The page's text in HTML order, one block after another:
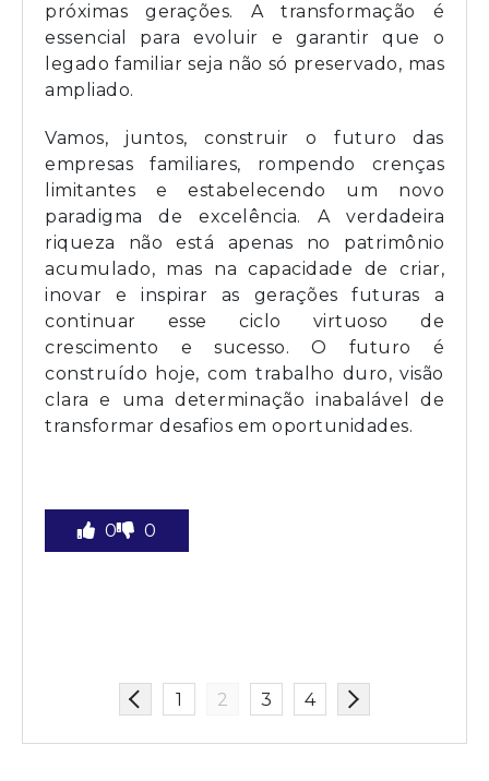
próximas gerações. A transformação é
essencial para evoluir e garantir que o
legado familiar seja não só preservado, mas
ampliado.
Vamos, juntos, construir o futuro das
empresas familiares, rompendo crenças
limitantes e estabelecendo um novo
paradigma de excelência. A verdadeira
riqueza não está apenas no patrimônio
acumulado, mas na capacidade de criar,
inovar e inspirar as gerações futuras a
continuar esse ciclo virtuoso de
crescimento e sucesso. O futuro é
construído hoje, com trabalho duro, visão
clara e uma determinação inabalável de
transformar desafios em oportunidades.
0 0
1 2 3 4